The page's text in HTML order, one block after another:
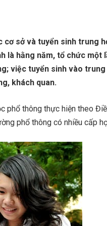
cơ sở và tuyển sinh trung
là hằng năm, tổ chức một
việc tuyển sinh vào trung
khách quan.
phổ thông thực hiện theo
phổ thông có nhiều cấp